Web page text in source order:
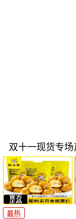
双十一现货专场
最热